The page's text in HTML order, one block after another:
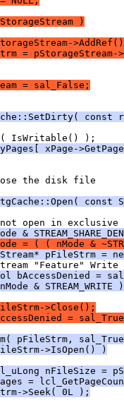
)
= pStorageStream-
= sal_False;
const
xPage-
the disk file
const
&
= ( ( nMode &
pFileStrm =
bAccessDenied =
& STREAM_WRITE
>Close();
=
pFileStrm,
>IsOpen() )
nFileSize =
=
>Seek( 0L );